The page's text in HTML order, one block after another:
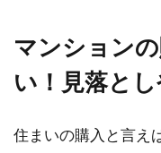
ア
マンション
い！見落と
住まいの購入と言え